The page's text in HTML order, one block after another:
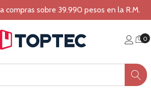
compras sobre 39.990 pesos en la R.M.
0